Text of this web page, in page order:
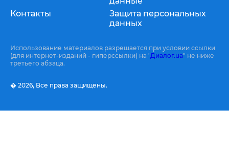
Контакты
Защита персональных
данных
Использование материалов разрешается при условии ссылки
(для интернет-изданий - гиперссылки) на "Диалог.ua" не ниже
третьего абзаца.
� 2026, Все права защищены.